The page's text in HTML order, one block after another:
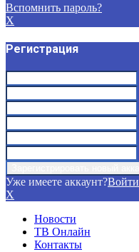
Вспомнить пароль?
X
Регистрация
Уже имеете аккаунт?Войти
X
Новости
ТВ Онлайн
Контакты